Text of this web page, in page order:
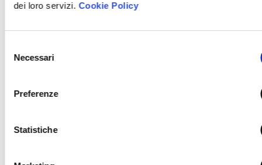
dei loro servizi. Cookie Policy
delNecessari
Preferenze
Statistiche
ZIP
(8 - 21 febbraio 2024)